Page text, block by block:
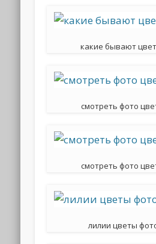
какие бывают
смотреть фото
смотреть фото
лилии цветы